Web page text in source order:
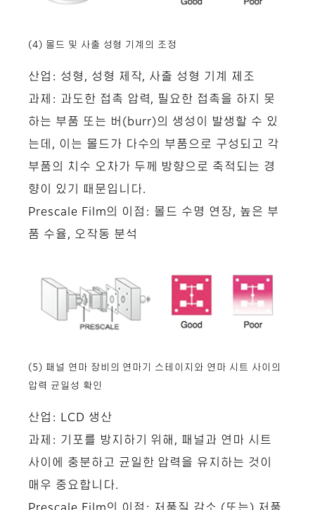
(4) 몰드 및 사출 성형 기계의 조정
산업: 성형, 성형 제작, 사출 성형 기계 제조
과제: 과도한 접촉 압력, 필요한 접촉을 하지 못
하는 부품 또는 버(burr)의 생성이 발생할 수 있
는데, 이는 몰드가 다수의 부품으로 구성되고 각
부품의 치수 오차가 두께 방향으로 축적되는 경
향이 있기 때문입니다.
Prescale Film의 이점: 몰드 수명 연장, 높은 부
품 수율, 오작동 분석
(5) 패널 연마 장비의 연마기 스테이지와 연마 시트 사이의
압력 균일성 확인
산업: LCD 생산
과제: 기포를 방지하기 위해, 패널과 연마 시트
사이에 충분하고 균일한 압력을 유지하는 것이
매우 중요합니다.